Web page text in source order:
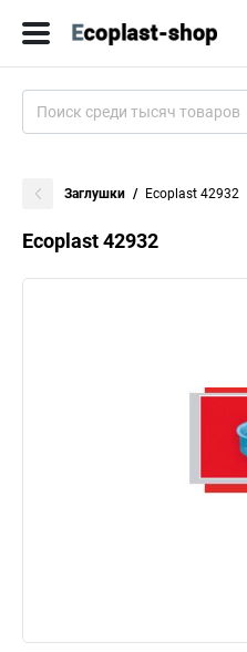
Заглушки Ecoplast 42932
Ecoplast 42932